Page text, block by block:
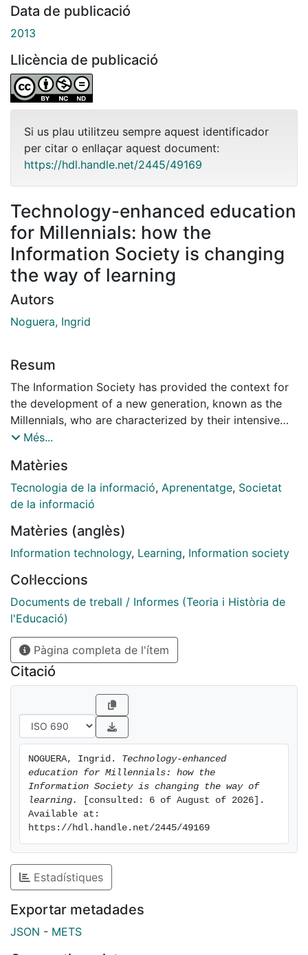
Data de publicació
2013
Llicència de publicació
Si us plau utilitzeu sempre aquest identificador
per citar o enllaçar aquest document:
https://hdl.handle.net/2445/49169
Technology-enhanced education
for Millennials: how the
Information Society is changing
the way of learning
Autors
Noguera, Ingrid
Resum
The Information Society has provided the context for
the development of a new generation, known as the
Millennials, who are characterized by their intensive
use of technologies in everyday life. These features
educational institutions to attempt to better adapt to
young
needs by incorporating technologies into education.
have reviewed the prominent reports of the
integration of ICT into education at
education is changing, and will
change, to meet the needs of Millennials with ICT
support. The results show that
most of the investments have simply resulted in an
increase of computers and
access to the Internet, with teachers reproducing
traditional approaches to education and e-learning
being seen as complementary to face-to-face
education.
While it would seem that the use of ICT is not
facilitating the personalization, collaboration and
ubiquity of learning.
Més...
Matèries
Tecnologia de la informació, Aprenentatge, Societat
de la informació
Matèries (anglès)
Information technology, Learning, Information society
Col·leccions
Documents de treball / Informes (Teoria i Història de
l'Educació)
Pàgina completa de l'ítem
Citació
NOGUERA, Ingrid. Technology-enhanced
education for Millennials: how the
Information Society is changing the way of
learning.
[consulted: 6 of August of 2026].
Available at:
https://hdl.handle.net/2445/49169
Estadístiques
Exportar metadades
JSON - METS